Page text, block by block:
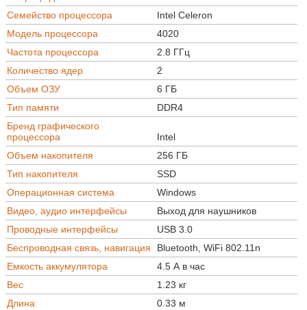
Семейство процессора
Intel Celeron
Модель процессора
4020
Частота процессора
2.8 ГГц
Количество ядер
2
Объем ОЗУ
6 ГБ
Тип памяти
DDR4
Бренд графического
процессора
Intel
Объем накопителя
256 ГБ
Тип накопителя
SSD
Операционная система
Windows
Видео, аудио интерфейсы
Выход для наушников
Проводные интерфейсы
USB 3.0
Беспроводная связь, навигация
Bluetooth, WiFi 802.11n
Емкость аккумулятора
4.5 А в час
Вес
1.23 кг
Длина
0.33 м